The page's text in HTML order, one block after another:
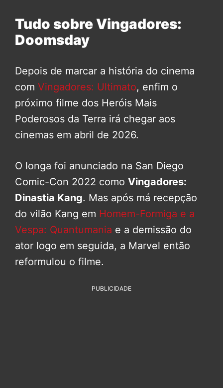
Tudo sobre Vingadores:
Doomsday
Depois de marcar a história do cinema
com Vingadores: Ultimato, enfim o
próximo filme dos Heróis Mais
Poderosos da Terra irá chegar aos
cinemas em abril de 2026.
O longa foi anunciado na San Diego
Comic-Con 2022 como Vingadores:
Dinastia Kang. Mas após má recepção
do vilão Kang em Homem-Formiga e a
Vespa: Quantumania e a demissão do
ator logo em seguida, a Marvel então
reformulou o filme.
PUBLICIDADE